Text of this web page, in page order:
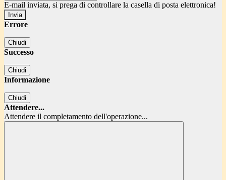
E-mail inviata, si prega di controllare la casella di posta elettronica!
Errore
Chiudi
Successo
Chiudi
Informazione
Chiudi
Attendere...
Attendere il completamento dell'operazione...